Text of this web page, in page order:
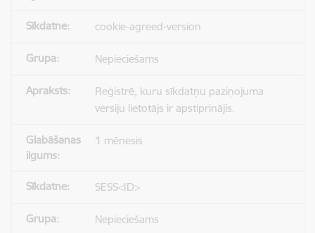
cookie-agreed-version
Nepieciešams
Reģistrē, kuru sīkdatņu paziņojuma
versiju lietotājs ir apstiprinājis.
1 mēnesis
SESS<ID>
Nepieciešams